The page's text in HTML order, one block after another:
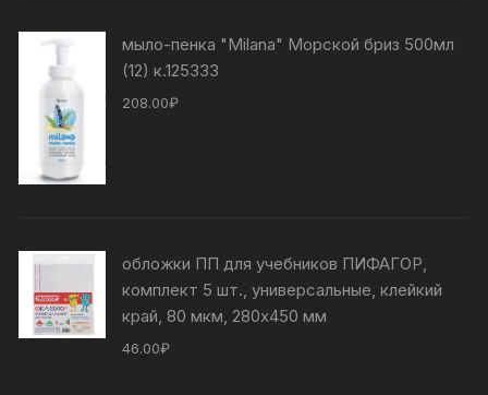
мыло-пенка "Milana" Морской бриз 500мл
(12) к.125333
208.00₽
обложки ПП для учебников ПИФАГОР,
комплект 5 шт., универсальные, клейкий
край, 80 мкм, 280х450 мм
46.00₽